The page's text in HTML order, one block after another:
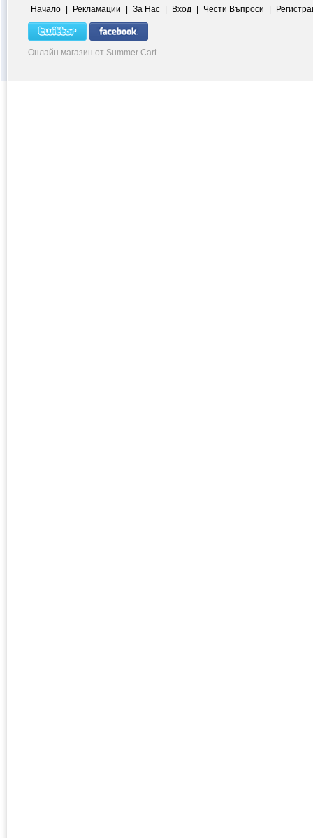
Начало | Рекламации | За Нас | Вход | Чести Въпроси |
Онлайн магазин от Summer Cart